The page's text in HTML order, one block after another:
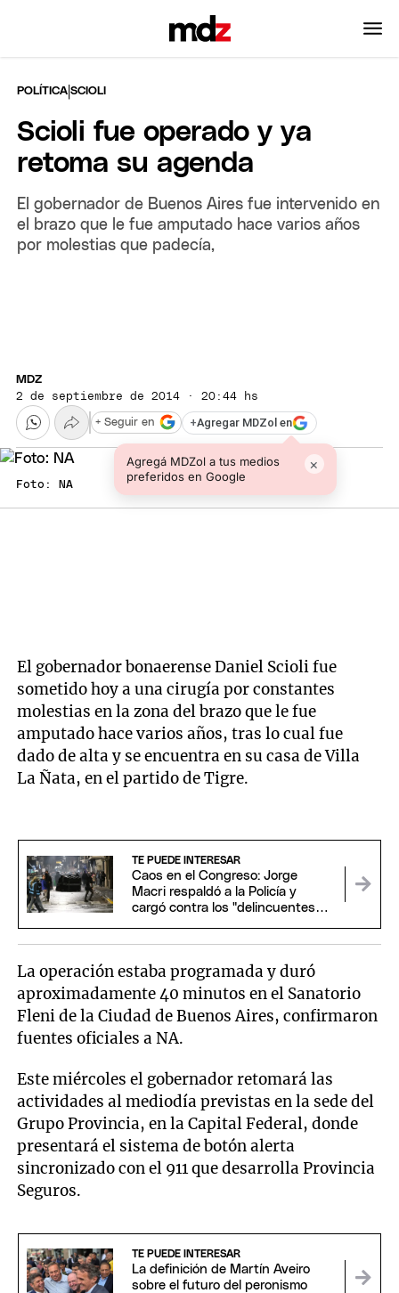
POLÍTICA |SCIOLI
Scioli fue operado y ya
retoma su agenda
El gobernador de Buenos Aires fue intervenido en
el brazo que le fue amputado hace varios años
por molestias que padecía,
MDZ
2 de septiembre de 2014 · 20:44 hs
+Agregar MDZol en
Agregá MDZol a tus medios
preferidos en Google
×
+ Seguir en
Foto: NA
El gobernador bonaerense Daniel Scioli fue
sometido hoy a una cirugía por constantes
molestias en la zona del brazo que le fue
amputado hace varios años, tras lo cual fue
dado de alta y se encuentra en su casa de Villa
La Ñata, en el partido de Tigre.
TE PUEDE INTERESAR
Caos en el Congreso: Jorge
Macri respaldó a la Policía y
cargó contra los "delincuentes
La operación estaba programada y duró
aproximadamente 40 minutos en el Sanatorio
Fleni de la Ciudad de Buenos Aires, confirmaron
fuentes oficiales a NA.
Este miércoles el gobernador retomará las
actividades al mediodía previstas en la sede del
Grupo Provincia, en la Capital Federal, donde
presentará el sistema de botón alerta
sincronizado con el 911 que desarrolla Provincia
Seguros.
TE PUEDE INTERESAR
La definición de Martín Aveiro
sobre el futuro del peronismo